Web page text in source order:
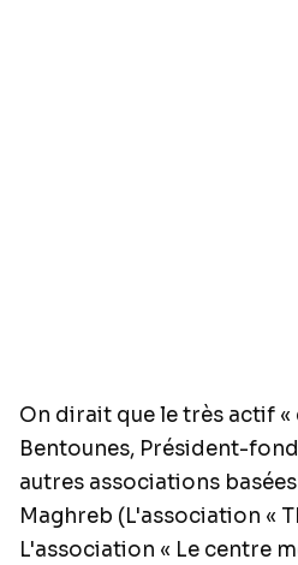
On dirait que le très actif «
Bentounes, Président-
autres associations
Maghreb (L'association «
L'association « Le centre